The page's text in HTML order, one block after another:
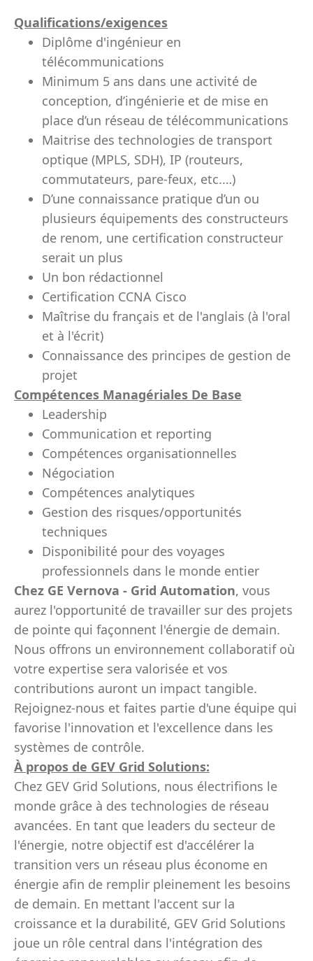
Qualifications/exigences
Diplôme d'ingénieur en
télécommunications
Minimum 5 ans dans une activité de
conception, d’ingénierie et de mise en
place d’un réseau de télécommunications
Maitrise des technologies de transport
optique (MPLS, SDH), IP (routeurs,
commutateurs, pare-feux, etc.…)
D’une connaissance pratique d’un ou
plusieurs équipements des constructeurs
de renom, une certification constructeur
serait un plus
Un bon rédactionnel
Certification CCNA Cisco
Maîtrise du français et de l'anglais (à l'oral
et à l'écrit)
Connaissance des principes de gestion de
projet
Compétences Managériales De Base
Leadership
Communication et reporting
Compétences organisationnelles
Négociation
Compétences analytiques
Gestion des risques/opportunités
techniques
Disponibilité pour des voyages
professionnels dans le monde entier
Chez GE Vernova - Grid Automation, vous
aurez l'opportunité de travailler sur des projets
de pointe qui façonnent l'énergie de demain.
Nous offrons un environnement collaboratif où
votre expertise sera valorisée et vos
contributions auront un impact tangible.
Rejoignez-nous et faites partie d'une équipe qui
favorise l'innovation et l'excellence dans les
systèmes de contrôle.
À propos de GEV Grid Solutions:
Chez GEV Grid Solutions, nous électrifions le
monde grâce à des technologies de réseau
avancées. En tant que leaders du secteur de
l'énergie, notre objectif est d'accélérer la
transition vers un réseau plus économe en
énergie afin de remplir pleinement les besoins
de demain. En mettant l'accent sur la
croissance et la durabilité, GEV Grid Solutions
joue un rôle central dans l'intégration des